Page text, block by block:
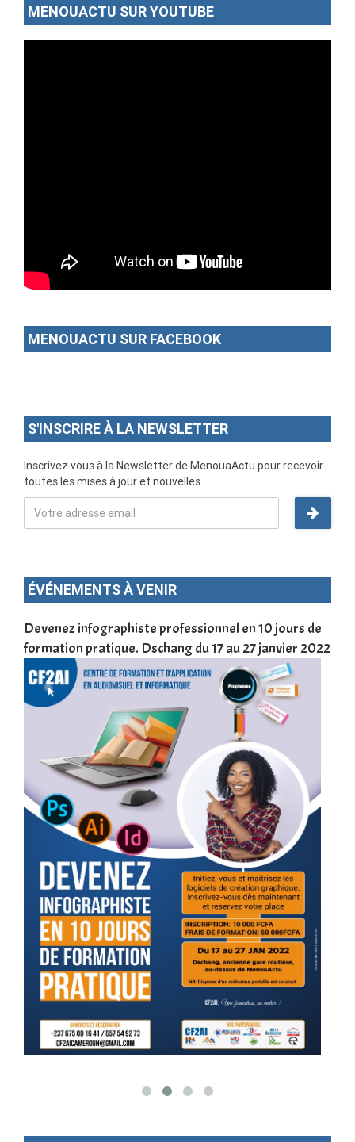
MENOUACTU SUR YOUTUBE
MENOUACTU SUR FACEBOOK
S'INSCRIRE À LA NEWSLETTER
Inscrivez vous à la Newsletter de MenouaActu pour recevoir
toutes les mises à jour et nouvelles.
ÉVÉNEMENTS À VENIR
Devenez infographiste professionnel en 10 jours de
formation pratique. Dschang du 17 au 27 janvier 2022